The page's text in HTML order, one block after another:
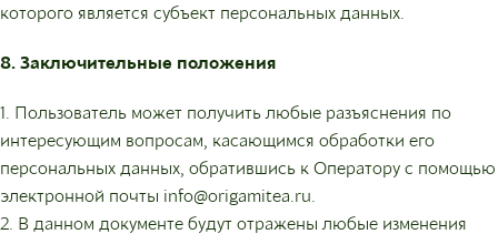
которого является субъект персональных данных.
8. Заключительные положения
1. Пользователь может получить любые разъяснения по
интересующим вопросам, касающимся обработки его
персональных данных, обратившись к Оператору с помощью
электронной почты info@origamitea.ru.
2. В данном документе будут отражены любые изменения